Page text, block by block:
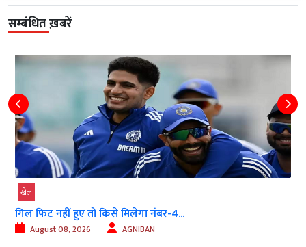
सम्बंधित ख़बरें
गिल फिट नहीं हुए तो किसे मिलेगा नंबर-4...
August 08, 2026 AGNIBAN